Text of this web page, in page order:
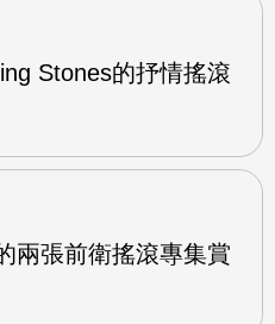
Stones的抒情搖滾
兩張前衛搖滾專集賞